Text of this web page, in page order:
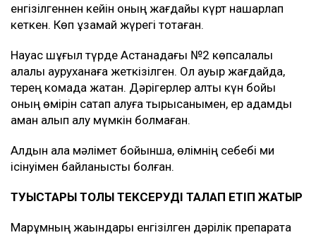
енгізілгеннен кейін оның жағдайы күрт нашарлап
кеткен. Көп ұзамай жүрегі тоқтаған.
Науқас шұғыл түрде Астанадағы №2 көпсалалы
қалалық ауруханаға жеткізілген. Ол ауыр жағдайда,
терең комада жатқан. Дәрігерлер алты күн бойы
оның өмірін сақтап қалуға тырысқанымен, ер адамды
аман алып қалу мүмкін болмаған.
Алдын ала мәлімет бойынша, өлімнің себебі ми
ісінуімен байланысты болған.
ТУЫСТАРЫ ТОЛЫҚ ТЕКСЕРУДІ ТАЛАП ЕТІП ЖАТЫР
Марқұмның жақындары енгізілген дәрілік препаратқа